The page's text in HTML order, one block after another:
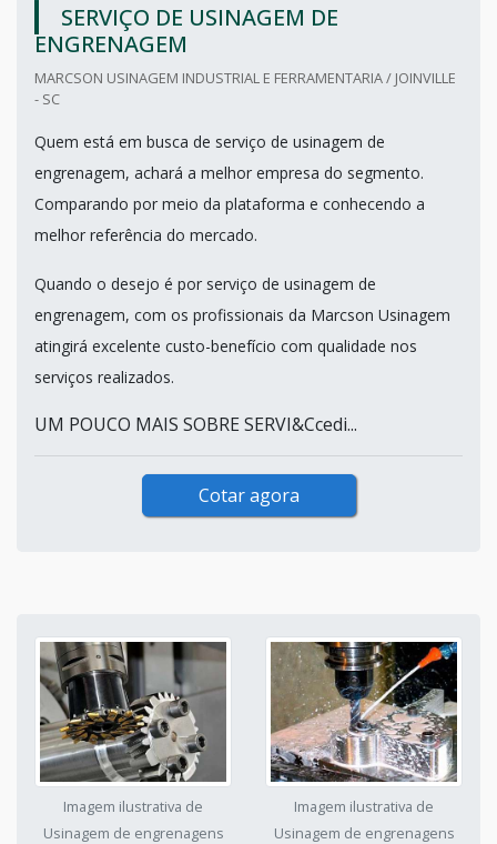
SERVIÇO DE USINAGEM DE
ENGRENAGEM
MARCSON USINAGEM INDUSTRIAL E FERRAMENTARIA / JOINVILLE
- SC
Quem está em busca de serviço de usinagem de
engrenagem, achará a melhor empresa do segmento.
Comparando por meio da plataforma e conhecendo a
melhor referência do mercado.
Quando o desejo é por serviço de usinagem de
engrenagem, com os profissionais da Marcson Usinagem
atingirá excelente custo-benefício com qualidade nos
serviços realizados.
UM POUCO MAIS SOBRE SERVI&Ccedi...
Cotar agora
Imagem ilustrativa de
Usinagem de engrenagens
Imagem ilustrativa de
Usinagem de engrenagens